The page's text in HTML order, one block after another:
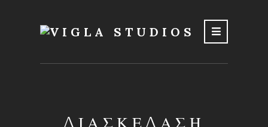
ΔΙΑΣΚΕΔΑΣΗ